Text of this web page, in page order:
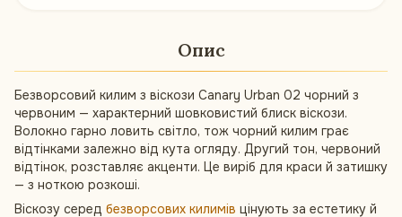
Опис
Безворсовий килим з віскози Canary Urban 02 чорний з
червоним — характерний шовковистий блиск віскози.
Волокно гарно ловить світло, тож чорний килим грає
відтінками залежно від кута огляду. Другий тон, червоний
відтінок, розставляє акценти. Це виріб для краси й затишку
— з ноткою розкоші.
Віскозу серед безворсових килимів цінують за естетику й